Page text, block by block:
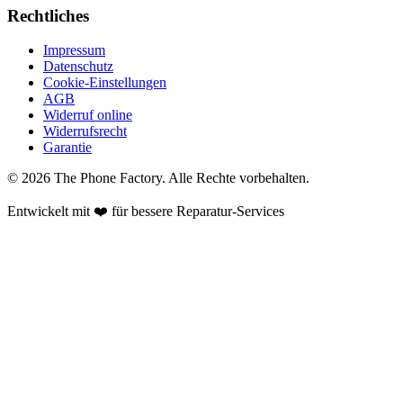
Rechtliches
Impressum
Datenschutz
Cookie-Einstellungen
AGB
Widerruf online
Widerrufsrecht
Garantie
© 2026 The Phone Factory. Alle Rechte vorbehalten.
Entwickelt mit ❤️ für bessere Reparatur-Services